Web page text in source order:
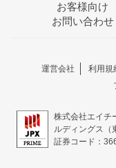
お客様向け
お問い合わせ
運営会社 利用規
株式会社エイチ
ルディングス（
証券コード：